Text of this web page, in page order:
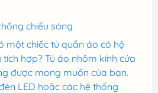
chiếu sáng
một chiếc tủ quần áo có hệ
hợp? Tủ áo nhôm kính cửa
được mong muốn của bạn.
LED hoặc các hệ thống